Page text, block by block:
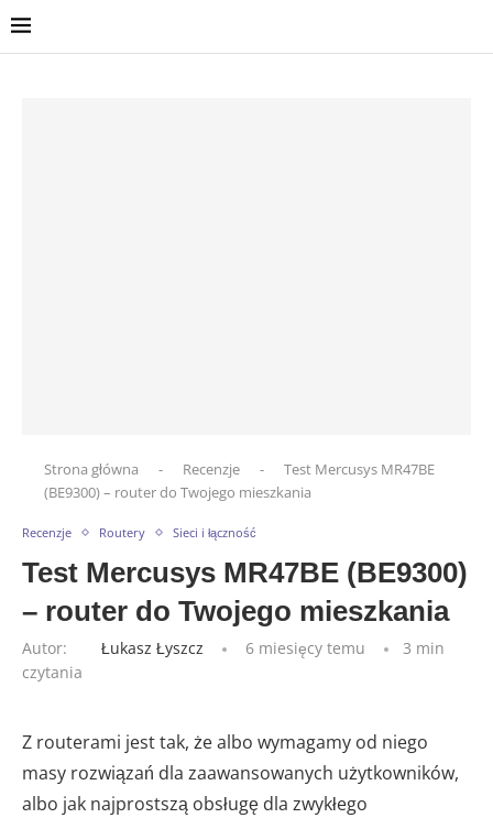
Strona główna - Recenzje -
Test Mercusys MR47BE
(BE9300) – router do Twojego mieszkania
Recenzje Routery Sieci i łączność
Test Mercusys MR47BE (BE9300)
– router do Twojego mieszkania
Autor: Łukasz Łyszcz 6 miesięcy temu
3 min
czytania
Z routerami jest tak, że albo wymagamy od niego
masy rozwiązań dla zaawansowanych użytkowników,
albo jak najprostszą obsługę dla zwykłego